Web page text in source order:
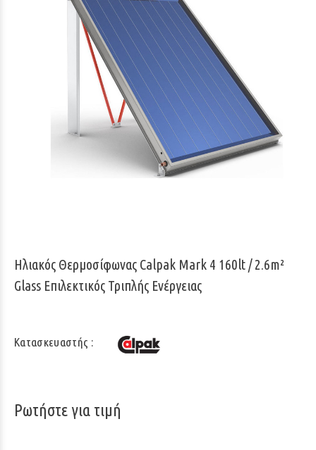
Ηλιακός Θερμοσίφωνας Calpak Mark 4 160lt / 2.6m²
Glass Επιλεκτικός Τριπλής Ενέργειας
Κατασκευαστής :
Ρωτήστε για τιμή